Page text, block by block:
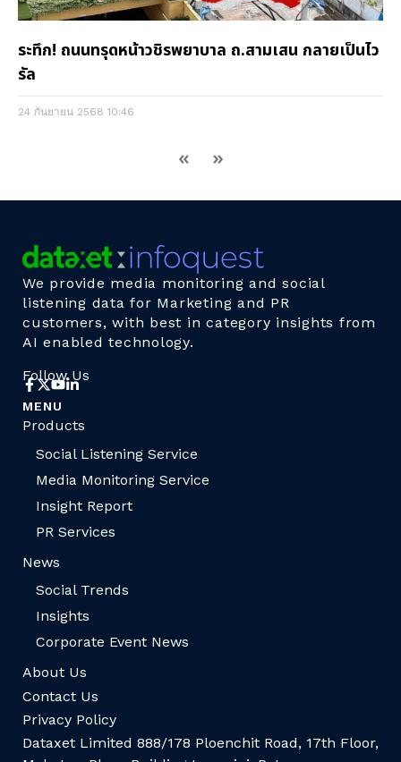
ระทึก! ถนนทรุดหน้าวชิรพยาบาล ถ.สามเสน กลายเป็นไว
รัล
24 กันยายน 2568 10:46
« »
We provide media monitoring and social
listening data for Marketing and PR
customers, with best in category insights from
AI enabled technology.
Follow Us
MENU
Products
Social Listening Service
Media Monitoring Service
Insight Report
PR Services
News
Social Trends
Insights
Corporate Event News
About Us
Contact Us
Privacy Policy
Dataxet Limited 888/178 Ploenchit Road, 17th Floor,